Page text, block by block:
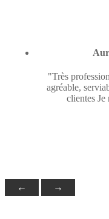
"Très
agréable,
clientes Je
← →